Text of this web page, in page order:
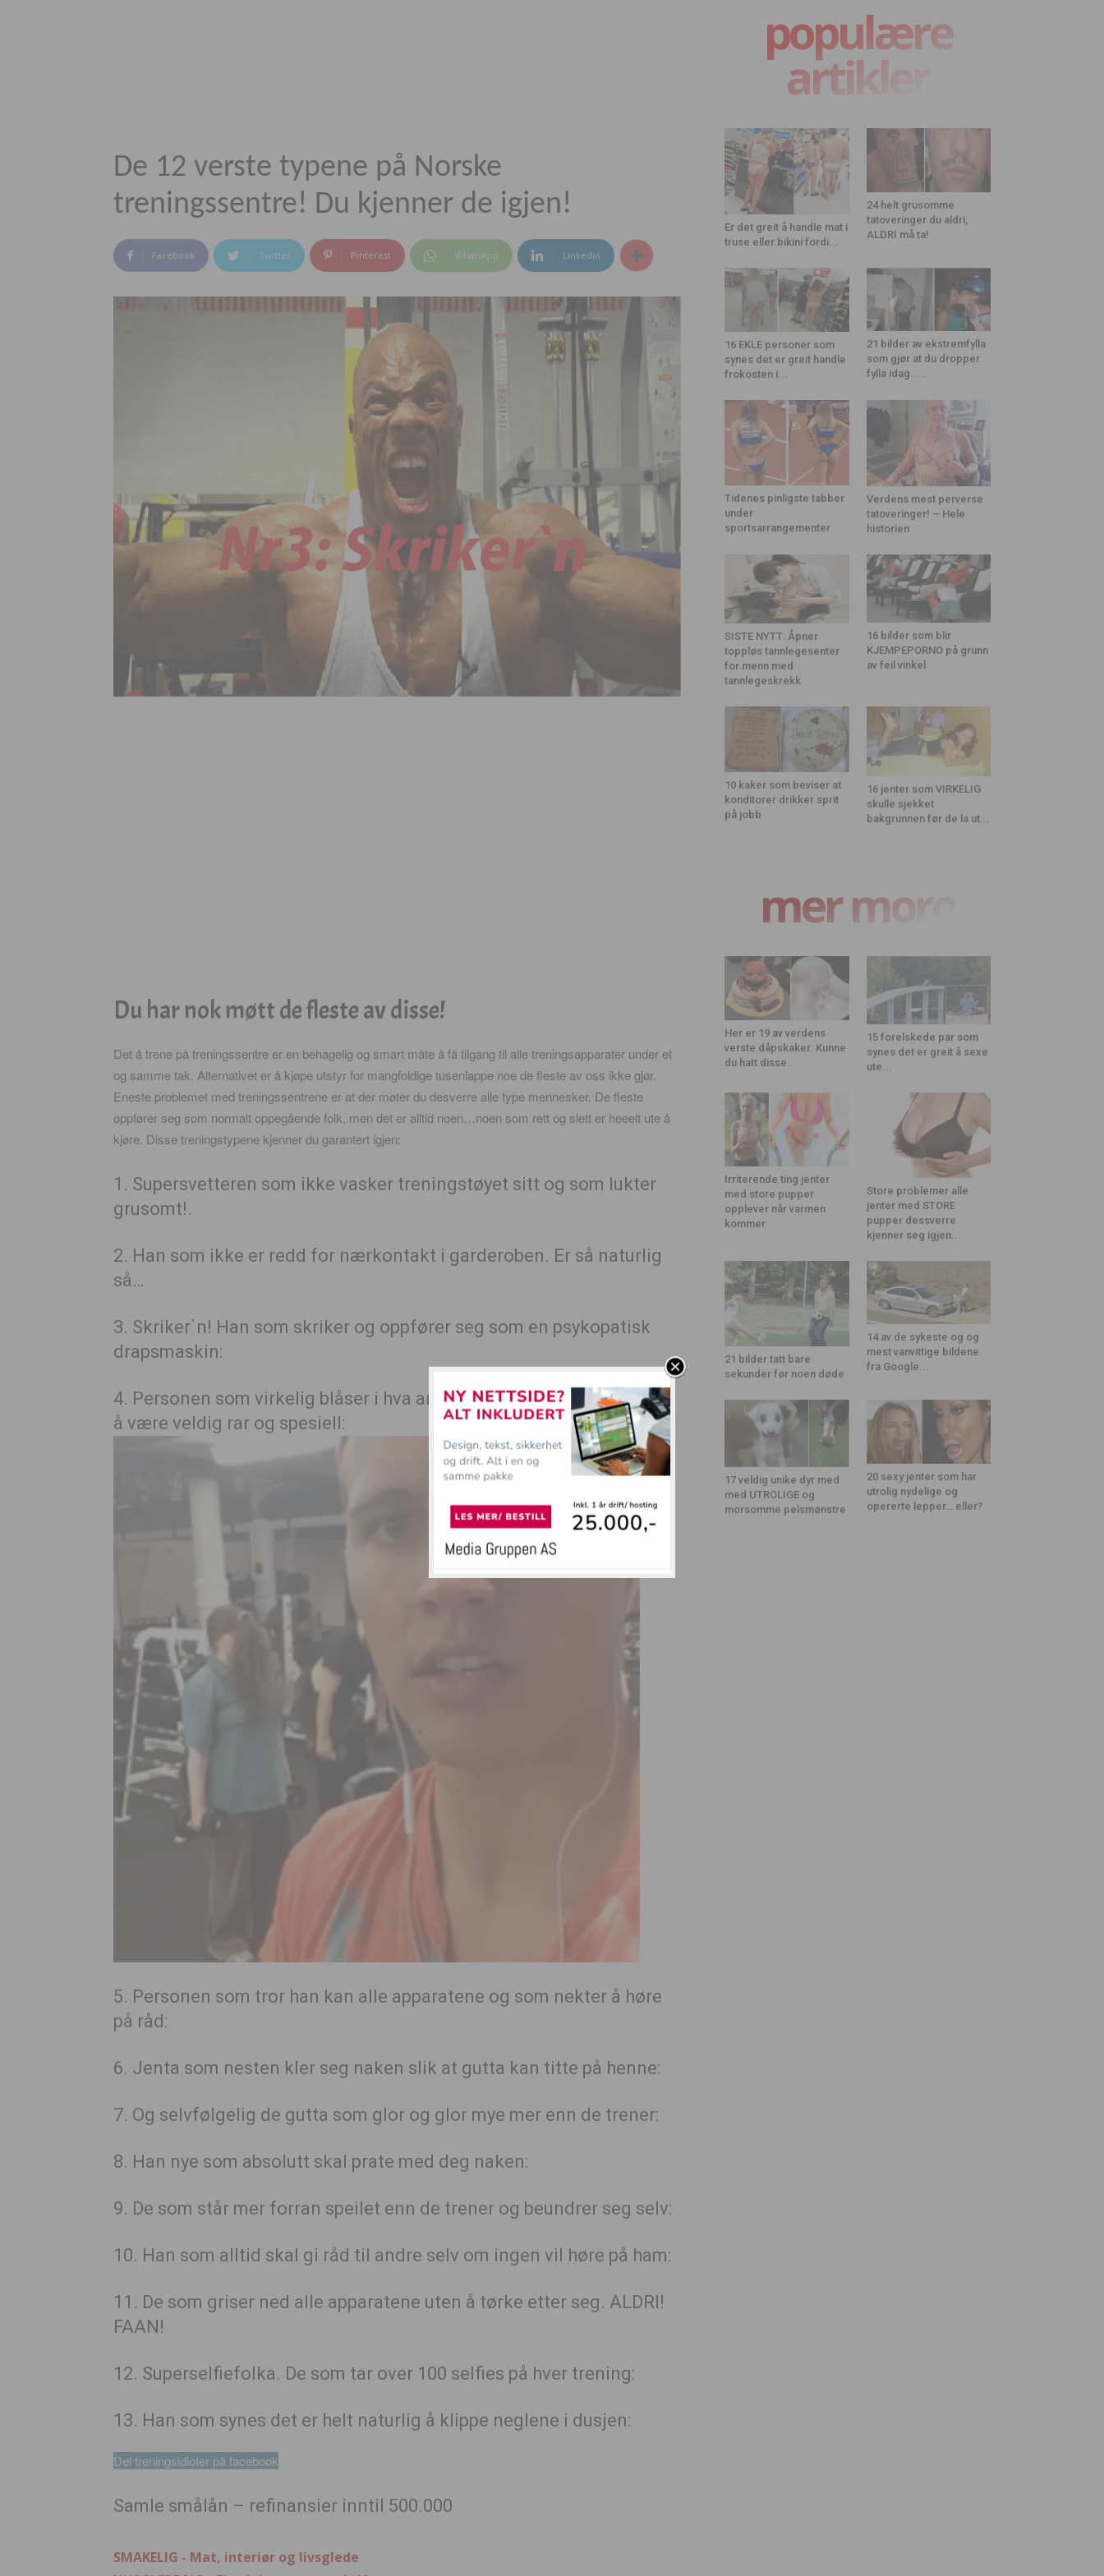
De 12 verste typene på Norske
treningssentre! Du kjenner de igjen!
Facebook Twitter Pinterest WhatsApp Linkedin
Du har nok møtt de fleste av disse!
Det å trene på treningssentre er en behagelig og smart måte å få tilgang til alle treningsapparater under et
og samme tak. Alternativet er å kjøpe utstyr for mangfoldige tusenlappe noe de fleste av oss ikke gjør.
Eneste problemet med treningssentrene er at der møter du desverre alle type mennesker. De fleste
oppfører seg som normalt oppegående folk, men det er alltid noen…noen som rett og slett er heeelt ute å
kjøre. Disse treningstypene kjenner du garantert igjen:
1. Supersvetteren som ikke vasker treningstøyet sitt og som lukter
grusomt!.
2. Han som ikke er redd for nærkontakt i garderoben. Er så naturlig
så…
3. Skriker`n! Han som skriker og oppfører seg som en psykopatisk
drapsmaskin:
4. Personen som virkelig blåser i hva andre mener og som gjør alt for
å være veldig rar og spesiell:
5. Personen som tror han kan alle apparatene og som nekter å høre
på råd:
6. Jenta som nesten kler seg naken slik at gutta kan titte på henne:
7. Og selvfølgelig de gutta som glor og glor mye mer enn de trener:
8. Han nye som absolutt skal prate med deg naken:
9. De som står mer forran speilet enn de trener og beundrer seg selv:
10. Han som alltid skal gi råd til andre selv om ingen vil høre på ham:
11. De som griser ned alle apparatene uten å tørke etter seg. ALDRI!
FAAN!
12. Superselfiefolka. De som tar over 100 selfies på hver trening:
13. Han som synes det er helt naturlig å klippe neglene i dusjen:
Del treningsidioter på facebook
Samle smålån – refinansier inntil 500.000
SMAKELIG - Mat, interiør og livsglede
populære
artikler
Er det greit å handle mat i
truse eller bikini fordi...
24 helt grusomme
tatoveringer du aldri,
ALDRI må ta!
16 EKLE personer som
synes det er greit handle
frokosten i...
21 bilder av ekstremfylla
som gjør at du dropper
fylla idag.....
Tidenes pinligste tabber
under
sportsarrangementer
Verdens mest perverse
tatoveringer! – Hele
historien
SISTE NYTT: Åpner
toppløs tannlegesenter
for menn med
tannlegeskrekk
16 bilder som blir
KJEMPEPORNO på grunn
av feil vinkel
10 kaker som beviser at
konditorer drikker sprit
på jobb
16 jenter som VIRKELIG
skulle sjekket
bakgrunnen før de la ut...
mer moro
Her er 19 av verdens
verste dåpskaker. Kunne
du hatt disse...
15 forelskede par som
synes det er greit å sexe
ute...
Irriterende ting jenter
med store pupper
opplever når varmen
kommer
Store problemer alle
jenter med STORE
pupper dessverre
kjenner seg igjen...
21 bilder tatt bare
sekunder før noen døde
14 av de sykeste og og
mest vanvittige bildene
fra Google...
17 veldig unike dyr med
med UTROLIGE og
morsomme pelsmønstre
20 sexy jenter som har
utrolig nydelige og
opererte lepper… eller?